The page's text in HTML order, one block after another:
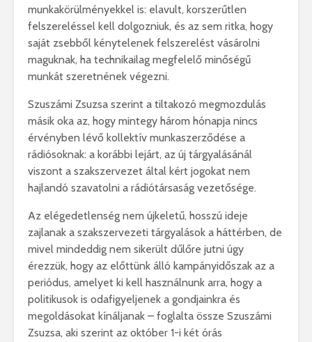
munkakörülményekkel is: elavult, korszerűtlen
felszereléssel kell dolgozniuk, és az sem ritka, hogy
saját zsebből kénytelenek felszerelést vásárolni
maguknak, ha technikailag megfelelő minőségű
munkát szeretnének végezni.
Szuszámi Zsuzsa szerint a tiltakozó megmozdulás
másik oka az, hogy mintegy három hónapja nincs
érvényben lévő kollektív munkaszerződése a
rádiósoknak: a korábbi lejárt, az új tárgyalásánál
viszont a szakszervezet által kért jogokat nem
hajlandó szavatolni a rádiótársaság vezetősége.
Az elégedetlenség nem újkeletű, hosszú ideje
zajlanak a szakszervezeti tárgyalások a háttérben, de
mivel mindeddig nem sikerült dűlőre jutni úgy
érezzük, hogy az előttünk álló kampányidőszak az a
periódus, amelyet ki kell használnunk arra, hogy a
politikusok is odafigyeljenek a gondjainkra és
megoldásokat kínáljanak – foglalta össze Szuszámi
Zsuzsa, aki szerint az október 1-i két órás